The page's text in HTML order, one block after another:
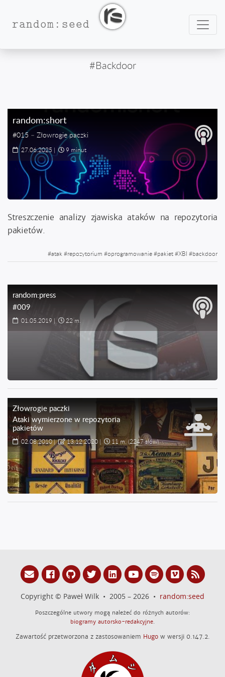
random:seed
#Backdoor
random:short
#015 – Złowrogie paczki
27.06.2025 | 9 minut
Streszczenie analizy zjawiska ataków na repozytoria
pakietów.
#atak #repozytorium #oprogramowanie#pakiet#XBI #backdoor
random:press
#009
01.05.2019 | 22 m.
Złowrogie paczki
Ataki wymierzone w repozytoria
pakietów
02.08.2010| 13.12.2020 | 11 m. (2247 słów)
Copyright © Paweł Wilk • 2005 – 2026 • random:seed
Poszczególne utwory mogą należeć do różnych autorów:
biogramy autorsko-redakcyjne
Zawartość przetworzona z zastosowaniem Hugow wersji 0.147.2.